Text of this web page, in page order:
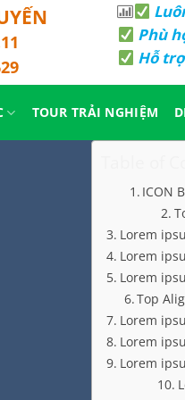
Phù
Hỗ
TOUR TRẢI NGHIỆM
ICON
Lorem
Lorem
Lorem
Top
Lorem
Lorem
Lorem